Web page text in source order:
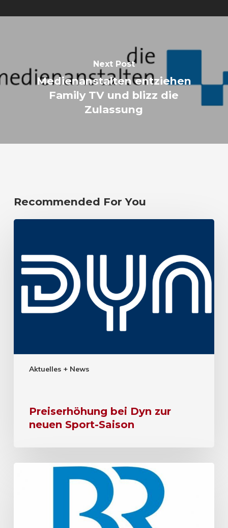
Next Post
Medienanstalten entziehen
Family TV und blizz die
Zulassung
Recommended For You
Aktuelles + News
Preiserhöhung bei Dyn zur
neuen Sport-Saison